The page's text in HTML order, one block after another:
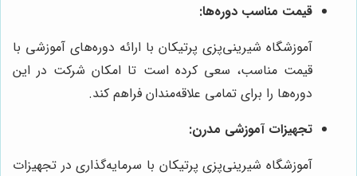
قیمت مناسب دوره‌ها:
آموزشگاه شیرینی‌پزی پرتیکان با ارائه دوره‌های آموزشی با
قیمت مناسب، سعی کرده است تا امکان شرکت در این
دوره‌ها را برای تمامی علاقه‌مندان فراهم کند.
تجهیزات آموزشی مدرن:
آموزشگاه شیرینی‌پزی پرتیکان با سرمایه‌گذاری در تجهیزات